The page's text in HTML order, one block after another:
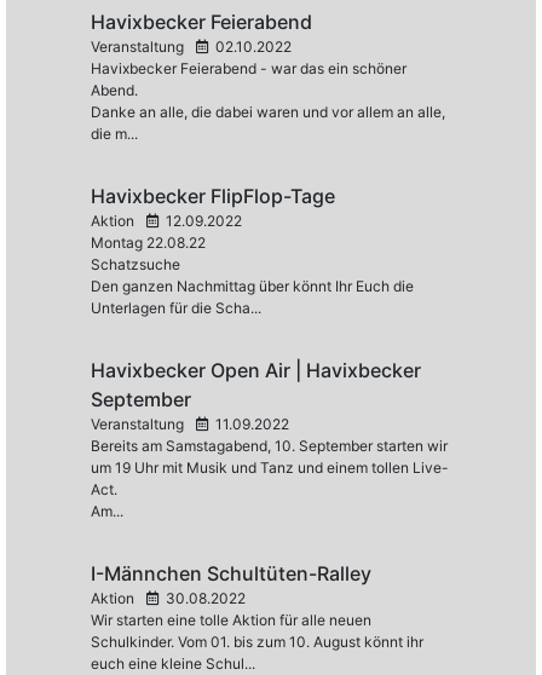
Havixbecker Feierabend
Veranstaltung
02.10.2022
Havixbecker Feierabend - war das ein schöner
Abend.
Danke an alle, die dabei waren und vor allem an alle,
die m...
Havixbecker FlipFlop-Tage
Aktion
12.09.2022
Montag 22.08.22
Schatzsuche
Den ganzen Nachmittag über könnt Ihr Euch die
Unterlagen für die Scha...
Havixbecker Open Air | Havixbecker
September
Veranstaltung
11.09.2022
Bereits am Samstagabend, 10. September starten wir
um 19 Uhr mit Musik und Tanz und einem tollen Live-
Act.
Am...
I-Männchen Schultüten-Ralley
Aktion
30.08.2022
Wir starten eine tolle Aktion für alle neuen
Schulkinder. Vom 01. bis zum 10. August könnt ihr
euch eine kleine Schul...